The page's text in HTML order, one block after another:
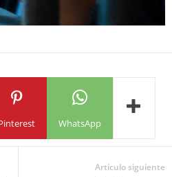
WhatsApp
Artículo siguiente